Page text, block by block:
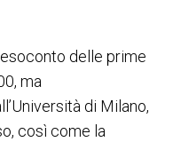
delle prime
ma
di Milano,
così come la